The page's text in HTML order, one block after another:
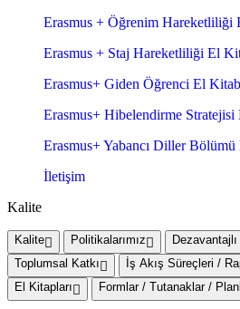
Erasmus + Öğrenim Hareketliliği
Erasmus + Staj Hareketliliği El
Erasmus+ Giden Öğrenci El
Erasmus+ Hibelendirme Stratejisi
Erasmus+ Yabancı Diller
İletişim
Kalite
Kalite Politikalarımız
Toplumsal Katkı
İş Akış Süreçleri /
El Kitapları
Formlar / Tutanaklar /